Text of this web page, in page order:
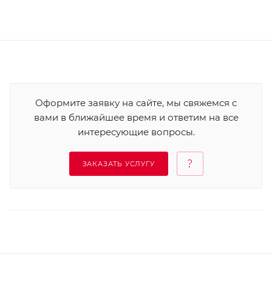
Оформите заявку на сайте, мы свяжемся с
вами в ближайшее время и ответим на все
интересующие вопросы.
ЗАКАЗАТЬ УСЛУГУ